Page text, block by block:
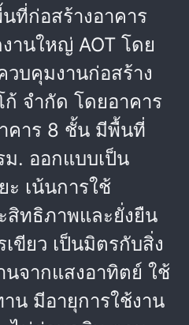
ที่ก่อสร้างอาคาร
านใหญ่ AOT โดย
วบคุมงานก่อสร้าง
จำกัด โดยอาคาร
คาร 8 ชั้น มีพื้นที่
. ออกแบบเป็น
ะ เน้นการใช้
สิทธิภาพและยั่งยืน
ขียว เป็นมิตรกับสิ่ง
นจากแสงอาทิตย์ ใช้
น มีอายุการใช้งาน